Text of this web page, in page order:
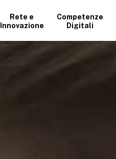
Rete e
Innovazione
Competenze
Digitali